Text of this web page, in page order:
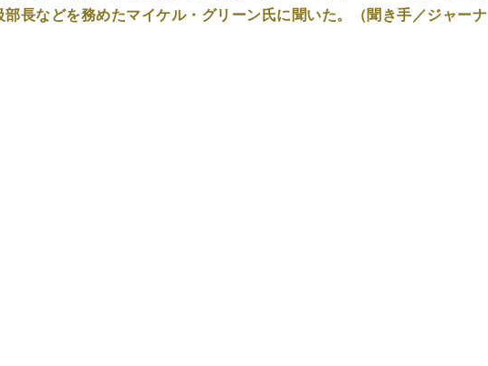
長などを務めたマイケル・グリーン氏に聞いた。（聞き手／ジャーナ